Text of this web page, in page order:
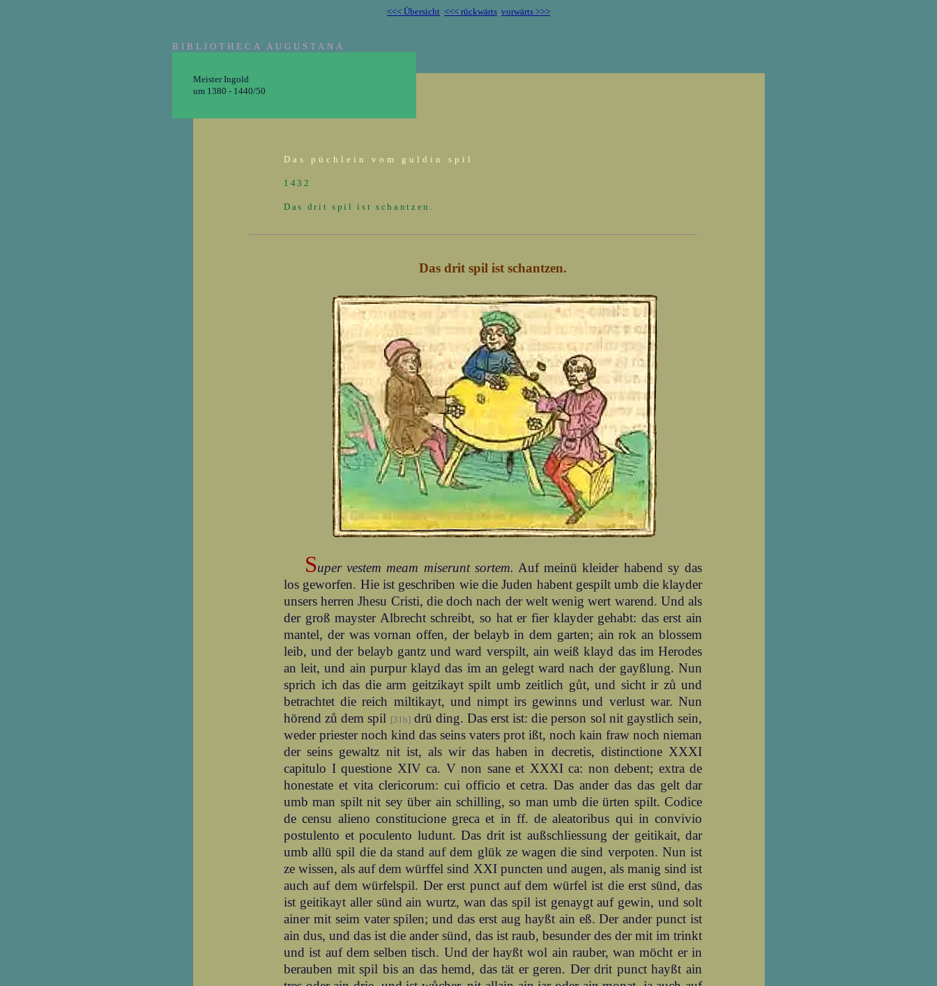
<<< Übersicht <<< rückwärts vorwärts >>>
BIBLIOTHECA AUGUSTANA
Meister Ingold
um 1380 - 1440/50
Das püchlein vom guldin spil
1432
Das drit spil ist schantzen.
Das drit spil ist schantzen.
Super vestem meam miserunt sortem. Auf meinü kleider habend sy das
los geworfen. Hie ist geschriben wie die Juden habent gespilt umb die klayder
unsers herren Jhesu Cristi, die doch nach der welt wenig wert warend. Und als
der groß mayster Albrecht schreibt, so hat er fier klayder gehabt: das erst ain
mantel, der was vornan offen, der belayb in dem garten; ain rok an blossem
leib, und der belayb gantz und ward verspilt, ain weiß klayd das im Herodes
an leit, und ain purpur klayd das im an gelegt ward nach der gayßlung. Nun
sprich ich das die arm geitzikayt spilt umb zeitlich gůt, und sicht ir zů und
betrachtet die reich miltikayt, und nimpt irs gewinns und verlust war. Nun
hörend zů dem spil [31b]drü ding. Das erst ist: die person sol nit gaystlich sein,
weder priester noch kind das seins vaters prot ißt, noch kain fraw noch nieman
der seins gewaltz nit ist, als wir das haben in decretis, distinctione XXXI
capitulo I questione XIV ca. V non sane et XXXI ca: non debent; extra de
honestate et vita clericorum: cui officio et cetra. Das ander das das gelt dar
umb man spilt nit sey über ain schilling, so man umb die ürten spilt. Codice
de censu alieno constitucione greca et in ff. de aleatoribus qui in convivio
postulento et poculento ludunt. Das drit ist außschliessung der geitikait, dar
umb allü spil die da stand auf dem glük ze wagen die sind verpoten. Nun ist
ze wissen, als auf dem würffel sind XXI puncten und augen, als manig sind ist
auch auf dem würfelspil. Der erst punct auf dem würfel ist die erst sünd, das
ist geitikayt aller sünd ain wurtz, wan das spil ist genaygt auf gewin, und solt
ainer mit seim vater spilen; und das erst aug hayßt ain eß. Der ander punct ist
ain dus, und das ist die ander sünd, das ist raub, besunder des der mit im trinkt
und ist auf dem selben tisch. Und der hayßt wol ain rauber, wan möcht er in
berauben mit spil bis an das hemd, das tät er geren. Der drit punct hayßt ain